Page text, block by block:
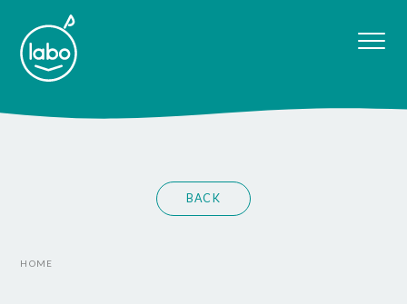
BACK
HOME